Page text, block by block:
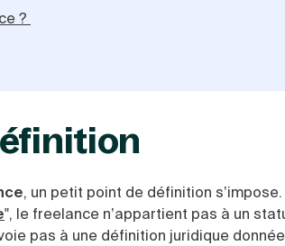
?
, un petit point de définition
", le freelance n’appartient pas à un
pas à une définition juridique